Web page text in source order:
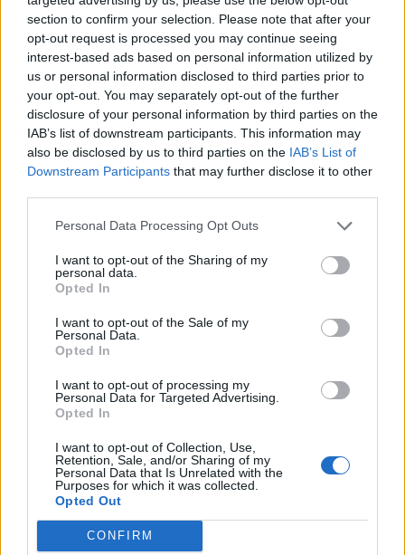
section to confirm your selection. Please note that after your
opt-out request is processed you may continue seeing
interest-based ads based on personal information utilized by
us or personal information disclosed to third parties prior to
your opt-out. You may separately opt-out of the further
disclosure of your personal information by third parties on the
IAB’s list of downstream participants. This information may
also be disclosed by us to third parties on the IAB’s List of
Downstream Participants that may further disclose it to other
Personal Data Processing Opt Outs
I want to opt-out of the Sharing of my
personal data.
Opted In
I want to opt-out of the Sale of my
Personal Data.
Opted In
I want to opt-out of processing my
Personal Data for Targeted Advertising.
Opted In
I want to opt-out of Collection, Use,
Retention, Sale, and/or Sharing of my
Personal Data that Is Unrelated with the
Purposes for which it was collected.
Opted Out
CONFIRM
zwiększy się, czy też pozostanie bez zmian. Na ten
moment pewny udział na brazylijskim Intel Extreme
Masters ma dwóch rodzimych zawodników. Mowa tutaj
o dwóch prowadzących, tj. Kamilu "siuhym" Szkaradku z
MOUZ oraz Januszu "Snaxie" Pogorzelskim z G2
Esports. Tego drugiego w zespole Samurajów
wspomagać będzie też polski trener i jego były
klubowy kolega z czasów m.in. Virtus.pro, Wiktor "TaZ"
Wojtas. Z kolei za plecami graczy FaZe Clanu jako ich
szkoleniowiec stanie inny z ex-Virtusów, czyli Filip
"NEO" Kubski.
Lista uczestnikówIEM Rio 2024
wygląda
9z Team
Complexity FaZe Clan